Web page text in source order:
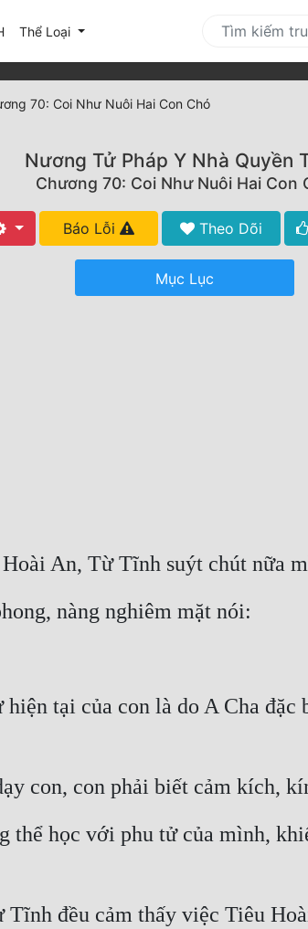
Thể Loại
70: Coi Như Nuôi Hai Con Chó
Nương Tử Pháp Y Nhà Quyền
Chương 70: Coi Như Nuôi Hai Con
Báo Lỗi Theo Dõi
Mục Lục
An, Từ Tĩnh suýt chút nữa
nàng nghiêm mặt nói:
tại của con là do A Cha
con, con phải biết cảm kích,
thể học với phu tử của mình,
đều cảm thấy việc Tiêu